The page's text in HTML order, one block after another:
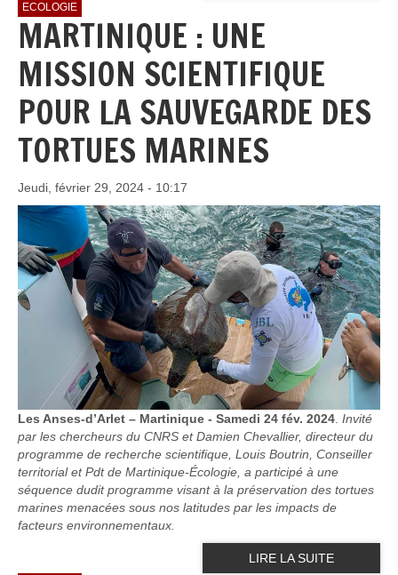
ECOLOGIE
MARTINIQUE : UNE
MISSION SCIENTIFIQUE
POUR LA SAUVEGARDE DES
TORTUES MARINES
Jeudi, février 29, 2024 - 10:17
Les Anses-d’Arlet – Martinique - Samedi 24 fév. 2024 Invité
par les chercheurs du CNRS et Damien Chevallier, directeur du
programme de recherche scientifique, Louis Boutrin, Conseiller
territorial et Pdt de Martinique-Écologie, a participé à une
séquence dudit programme visant à la préservation des tortues
marines menacées sous nos latitudes par les impacts de
facteurs environnementaux.
LIRE LA SUITE